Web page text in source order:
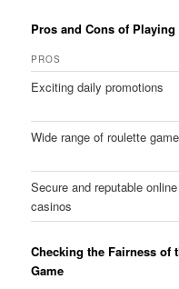
Pros and Cons of
PROS
Exciting daily promotions
Wide range of roulette
Secure and reputable online
casinos
Checking the Fairness of
Game